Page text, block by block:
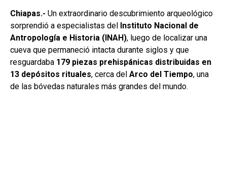
Chiapas.- Un extraordinario descubrimiento arqueológico
sorprendió a especialistas del Instituto Nacional de
Antropología e Historia (INAH), luego de localizar una
cueva que permaneció intacta durante siglos y que
resguardaba 179 piezas prehispánicas distribuidas en
13 depósitos rituales, cerca del Arco del Tiempo, una
de las bóvedas naturales más grandes del mundo.